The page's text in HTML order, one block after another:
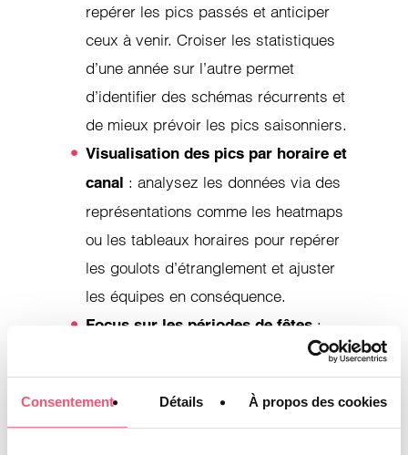
Consentement Détails À propos des cookies
repérer les pics passés et anticiper
ceux à venir. Croiser les statistiques
d’une année sur l’autre permet
d’identifier des schémas récurrents et
de mieux prévoir les pics saisonniers.
Visualisation des pics par horaire et
canal : analysez les données via des
représentations comme les heatmaps
ou les tableaux horaires pour repérer
les goulots d’étranglement et ajuster
les équipes en conséquence.
Focus sur les périodes de fêtes :
ces temps forts peuvent fortement
multiplier les volumes de demandes
et mettre votre SAV sous tension. Ils